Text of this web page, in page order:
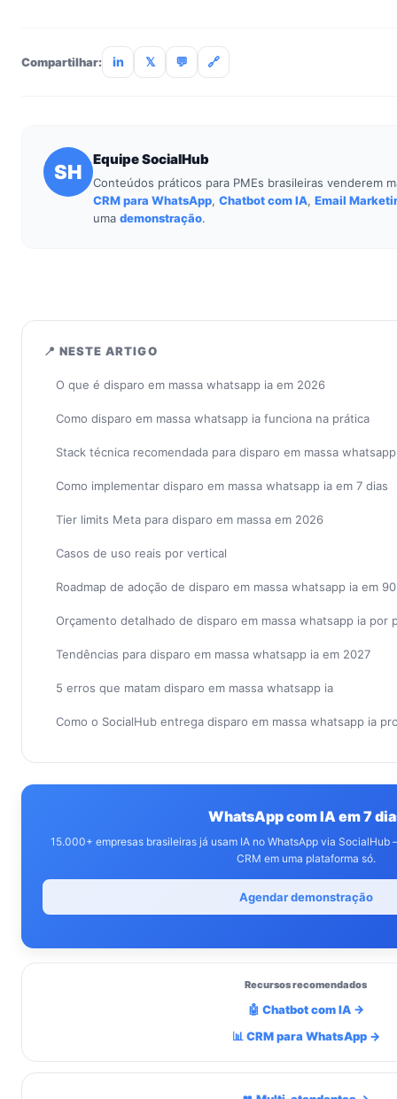
queda no cost-per-resolution (-90%).
Compartilhar: in 𝕏 💬 🔗
SH
Equipe SocialHub
Conteúdos práticos para PMEs brasileiras venderem
CRM para WhatsApp, Chatbot com IA, Email
uma demonstração.
📍 NESTE ARTIGO
O que é disparo em massa whatsapp ia em 2026
Como disparo em massa whatsapp ia funciona na prática
Stack técnica recomendada para disparo em massa
Como implementar disparo em massa whatsapp ia em 7 dias
Tier limits Meta para disparo em massa em 2026
Casos de uso reais por vertical
Roadmap de adoção de disparo em massa whatsapp ia em
Orçamento detalhado de disparo em massa whatsapp ia por
Tendências para disparo em massa whatsapp ia em 2027
5 erros que matam disparo em massa whatsapp ia
Como o SocialHub entrega disparo em massa whatsapp ia
WhatsApp com IA em 7
15.000+ empresas brasileiras já usam IA no WhatsApp via
CRM em uma plataforma só.
Agendar demonstração
Recursos recomendados
🤖 Chatbot com IA →
📊 CRM para WhatsApp →